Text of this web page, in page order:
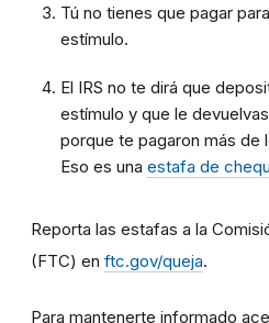
Tú no tienes que pagar
estímulo.
El IRS no te dirá que
estímulo y que le
porque te pagaron más de
Eso es una estafa de
Reporta las estafas a la
(FTC) en ftc.gov/queja.
Para mantenerte informado